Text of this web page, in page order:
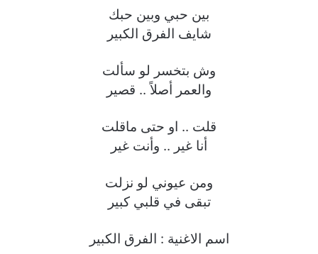
بين حبي وبين حبك
شايف الفرق الكبير
وش بتخسر لو سألت
والعمر أصلاً .. قصير
قلت .. او حتى ماقلت
أنا غير .. وأنت غير
ومن عيوني لو نزلت
تبقى في قلبي كبير
اسم الاغنية : الفرق الكبير